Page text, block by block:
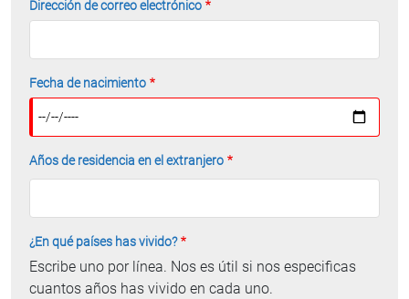
Dirección de correo electrónico
Fecha de nacimiento
Años de residencia en el extranjero
¿En qué países has vivido?
Escribe uno por línea. Nos es útil si nos especificas
cuantos años has vivido en cada uno.